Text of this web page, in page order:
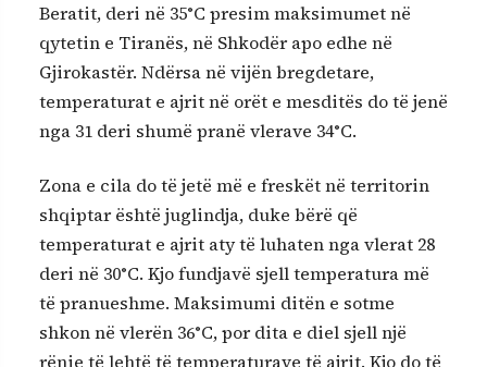
Beratit, deri në 35°C presim maksimumet në
qytetin e Tiranës, në Shkodër apo edhe në
Gjirokastër. Ndërsa në vijën bregdetare,
temperaturat e ajrit në orët e mesditës do të jenë
nga 31 deri shumë pranë vlerave 34°C.
Zona e cila do të jetë më e freskët në territorin
shqiptar është juglindja, duke bërë që
temperaturat e ajrit aty të luhaten nga vlerat 28
deri në 30°C. Kjo fundjavë sjell temperatura më
të pranueshme. Maksimumi ditën e sotme
shkon në vlerën 36°C, por dita e diel sjell një
rënie të lehtë të temperaturave të ajrit. Kjo do të